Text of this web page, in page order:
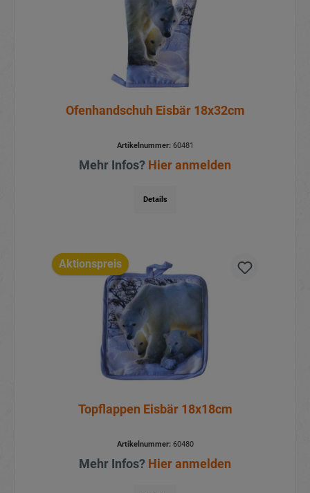
Ofenhandschuh Eisbär 18x32cm
Artikelnummer:60481
Mehr Infos? Hier anmelden
Details
Aktionspreis
Topflappen Eisbär 18x18cm
Artikelnummer:60480
Mehr Infos? Hier anmelden